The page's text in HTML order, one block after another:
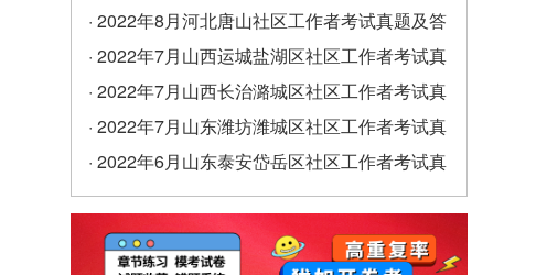
题及答案
· 2022年8月河北唐山社区工作者考试真题及答
案
· 2022年7月山西运城盐湖区社区工作者考试真
题及答案
· 2022年7月山西长治潞城区社区工作者考试真
题及答案
· 2022年7月山东潍坊潍城区社区工作者考试真
题及答案
· 2022年6月山东泰安岱岳区社区工作者考试真
题及答案（精选）